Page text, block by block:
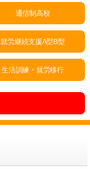
通信制高校
就労継続支援A型B型
生活訓練・就労移行